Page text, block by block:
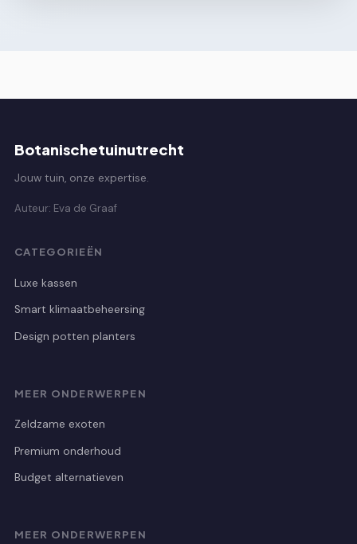
Botanischetuinutrecht
Jouw tuin, onze expertise.
Auteur: Eva de Graaf
CATEGORIEËN
Luxe kassen
Smart klimaatbeheersing
Design potten planters
MEER ONDERWERPEN
Zeldzame exoten
Premium onderhoud
Budget alternatieven
MEER ONDERWERPEN